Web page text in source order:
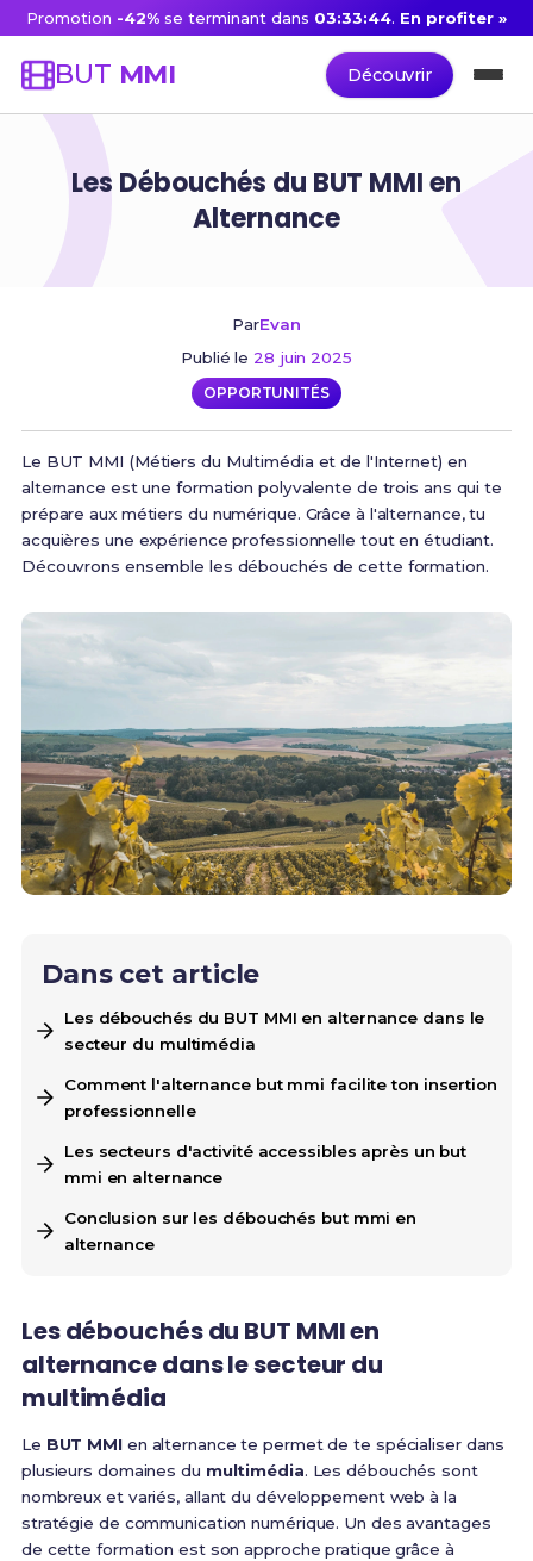
Promotion -42% se terminant dans 03:33:43. En profiter »
BUT MMI Découvrir
Les Débouchés du BUT MMI en
Alternance
ParEvan
Publié le 28 juin 2025
OPPORTUNITÉS
Le BUT MMI (Métiers du Multimédia et de l'Internet) en
alternance est une formation polyvalente de trois ans qui te
prépare aux métiers du numérique. Grâce à l'alternance, tu
acquières une expérience professionnelle tout en étudiant.
Découvrons ensemble les débouchés de cette formation.
Dans cet article
Les débouchés du BUT MMI en alternance dans le
secteur du multimédia
Comment l'alternance but mmi facilite ton insertion
professionnelle
Les secteurs d'activité accessibles après un but
mmi en alternance
Conclusion sur les débouchés but mmi en
alternance
Les débouchés du BUT MMI en
alternance dans le secteur du
multimédia
Le BUT MMIen alternance te permet de te spécialiser dans
plusieurs domaines du multimédia. Les débouchés sont
nombreux et variés, allant du développement web à la
stratégie de communication numérique. Un des avantages
de cette formation est son approche pratique grâce à